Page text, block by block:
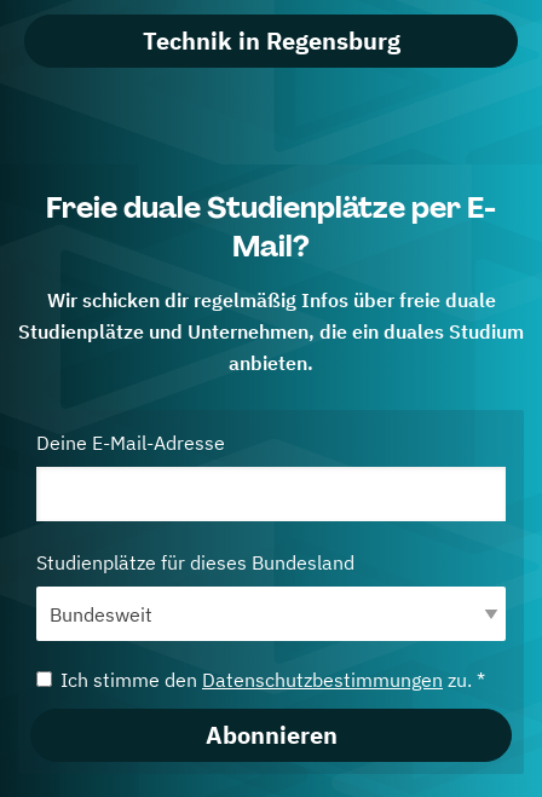
Technik in Regensburg
Freie duale Studienplätze per E-
Mail?
Wir schicken dir regelmäßig Infos über freie duale
Studienplätze und Unternehmen, die ein duales Studium
anbieten.
Deine E-Mail-Adresse
Studienplätze für dieses Bundesland
Ich stimme den Datenschutzbestimmungen zu. *
Abonnieren